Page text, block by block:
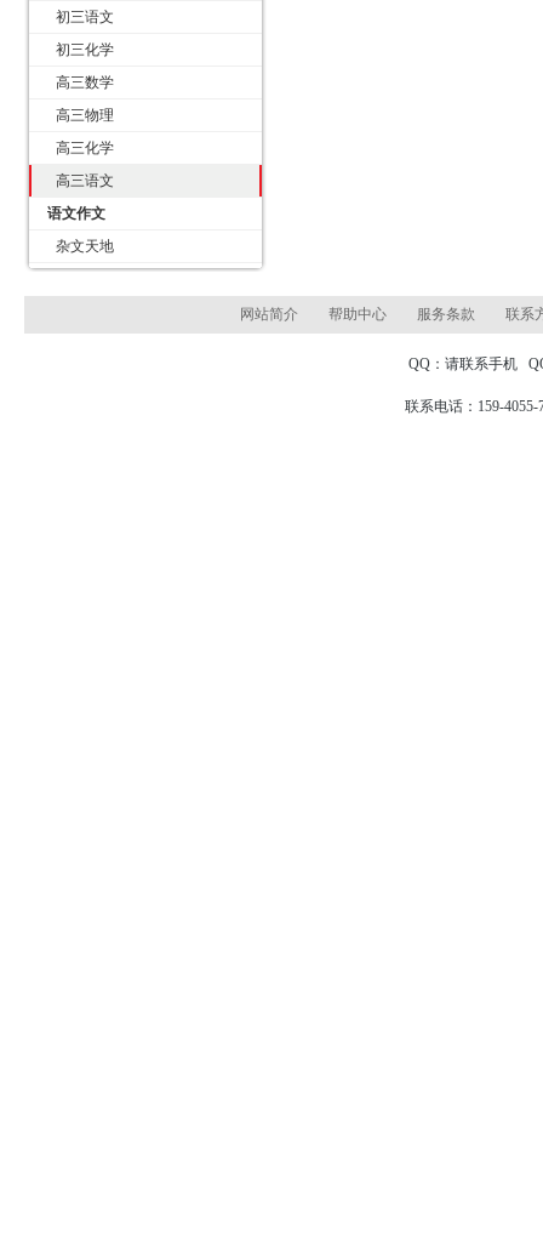
初三语文
初三化学
高三数学
高三物理
高三化学
高三语文
语文作文
杂文天地
网站简介 帮助中心 服务条款 联系
QQ：请联系手机
联系电话：159-4055-